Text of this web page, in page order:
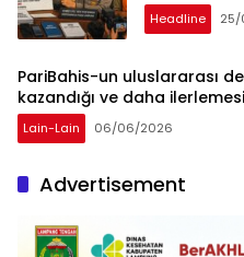
Headline
PariBahis-un uluslararası
kazandığı ve daha
Lain-Lain 06/06/2026
Advertisement